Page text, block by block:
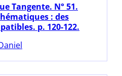
Tangente. N° 51.
: des
p. 120-122.